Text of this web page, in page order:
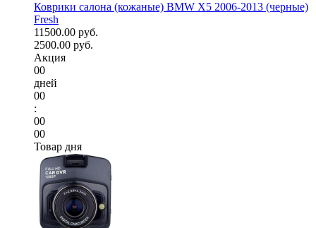
Коврики салона (кожаные) BMW X5 2006-2013 (черные)
Fresh
11500.00 руб.
2500.00 руб.
Акция
00
дней
00
:
00
00
Товар дня